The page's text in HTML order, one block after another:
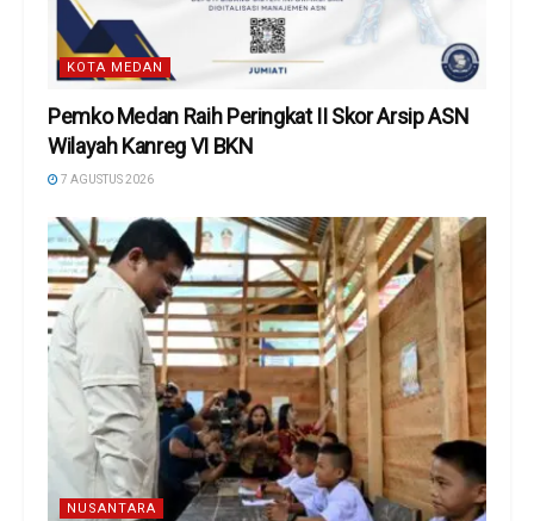
KOTA MEDAN
Pemko Medan Raih Peringkat II Skor Arsip ASN
Wilayah Kanreg VI BKN
7 AGUSTUS 2026
NUSANTARA